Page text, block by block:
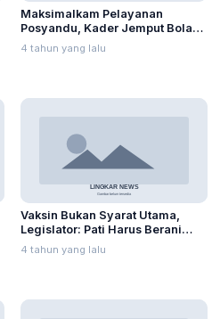
Maksimalkam Pelayanan
Posyandu, Kader Jemput Bola
ke Rumah Warga
4 tahun yang lalu
Vaksin Bukan Syarat Utama,
Legislator: Pati Harus Berani
Mulai PTM
4 tahun yang lalu